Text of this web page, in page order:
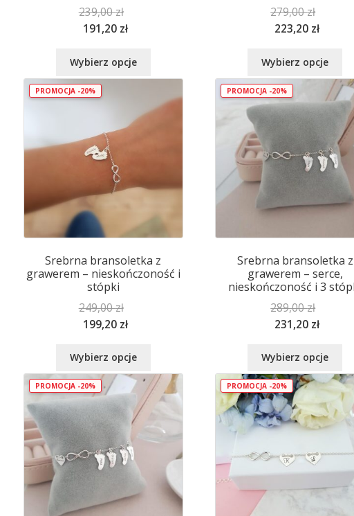
239,00zł
191,20 zł
Wybierz opcje
wiele
wariantów.
stronie
279,00zł
223,20 zł
Wybierz opcje
ma
na
PROMOCJA -20%
Srebrna bransoletka z
grawerem – nieskończoność i
stópki
249,00zł
199,20 zł
Wybierz opcje
ma
wiele
Opcje
można
wybrać
stronie
produktu
PROMOCJA -20%
Srebrna bransoletka z
grawerem – serce,
nieskończoność i 3
289,00zł
231,20 zł
Wybierz opcje
na
PROMOCJA -20% PROMOCJA -20%